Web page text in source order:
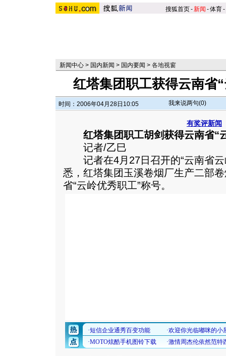
搜狐首页-新闻 -体育-
新闻中心 > 国内新闻 > 国内要闻 > 各地视窗
红塔集团职工获得云南省
时间：2006年04月28日10:05 我来说两句(0)
有奖评新闻
红塔集团职工胡剑获得云南省“
记者/乙巳
记者在4月27日召开的“云南省云
悉，红塔集团玉溪卷烟厂生产二部
省“云岭优秀职工”称号。